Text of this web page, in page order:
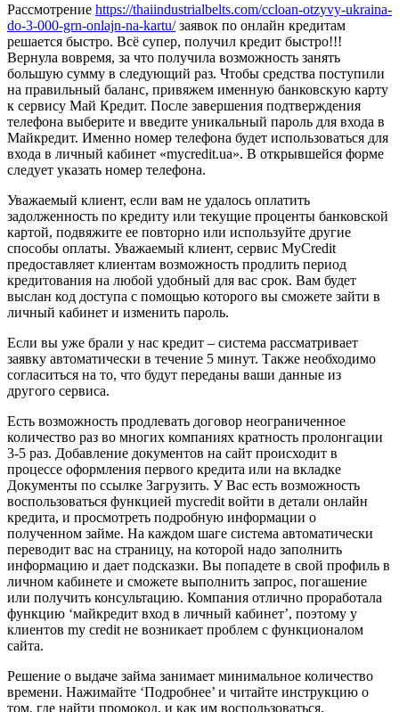
Рассмотрение https://thaiindustrialbelts.com/ccloan-otzyvy-ukraina-
do-3-000-grn-onlajn-na-kartu/заявок по онлайн кредитам
решается быстро. Всё супер, получил кредит быстро!!!
Вернула вовремя, за что получила возможность занять
большую сумму в следующий раз. Чтобы средства поступили
на правильный баланс, привяжем именную банковскую карту
к сервису Май Кредит. После завершения подтверждения
телефона выберите и введите уникальный пароль для входа в
Майкредит. Именно номер телефона будет использоваться для
входа в личный кабинет «mycredit.ua». В открывшейся форме
следует указать номер телефона.
Уважаемый клиент, если вам не удалось оплатить
задолженность по кредиту или текущие проценты банковской
картой, подвяжите ее повторно или используйте другие
способы оплаты. Уважаемый клиент, сервис MyCredit
предоставляет клиентам возможность продлить период
кредитования на любой удобный для вас срок. Вам будет
выслан код доступа с помощью которого вы сможете зайти в
личный кабинет и изменить пароль.
Если вы уже брали у нас кредит – система рассматривает
заявку автоматически в течение 5 минут. Также необходимо
согласиться на то, что будут переданы ваши данные из
другого сервиса.
Есть возможность продлевать договор неограниченное
количество раз во многих компаниях кратность пролонгации
3-5 раз. Добавление документов на сайт происходит в
процессе оформления первого кредита или на вкладке
Документы по ссылке Загрузить. У Вас есть возможность
воспользоваться функцией mycredit войти в детали онлайн
кредита, и просмотреть подробную информации о
полученном займе. На каждом шаге система автоматически
переводит вас на страницу, на которой надо заполнить
информацию и дает подсказки. Вы попадете в свой профиль в
личном кабинете и сможете выполнить запрос, погашение
или получить консультацию. Компания отлично проработала
функцию ‘майкредит вход в личный кабинет’, поэтому у
клиентов my credit не возникает проблем с функционалом
сайта.
Решение о выдаче займа занимает минимальное количество
времени. Нажимайте ‘Подробнее’ и читайте инструкцию о
том, где найти промокод, и как им воспользоваться.